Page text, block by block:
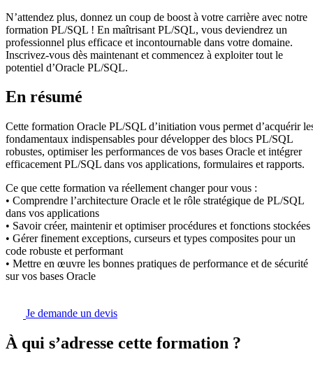
N’attendez plus, donnez un coup de boost à votre carrière avec notre
formation PL/SQL ! En maîtrisant PL/SQL, vous deviendrez un
professionnel plus efficace et incontournable dans votre domaine.
Inscrivez-vous dès maintenant et commencez à exploiter tout le
potentiel d’Oracle PL/SQL.
En résumé
Cette formation Oracle PL/SQL d’initiation vous permet d’acquérir
fondamentaux indispensables pour développer des blocs PL/SQL
robustes, optimiser les performances de vos bases Oracle et intégrer
efficacement PL/SQL dans vos applications, formulaires et rapports.
Ce que cette formation va réellement changer pour vous :
• Comprendre l’architecture Oracle et le rôle stratégique de PL/SQL
dans vos applications
• Savoir créer, maintenir et optimiser procédures et fonctions stockées
• Gérer finement exceptions, curseurs et types composites pour un
code robuste et performant
• Mettre en œuvre les bonnes pratiques de performance et de sécurité
sur vos bases Oracle
Je demande un devis
À qui s’adresse cette formation ?